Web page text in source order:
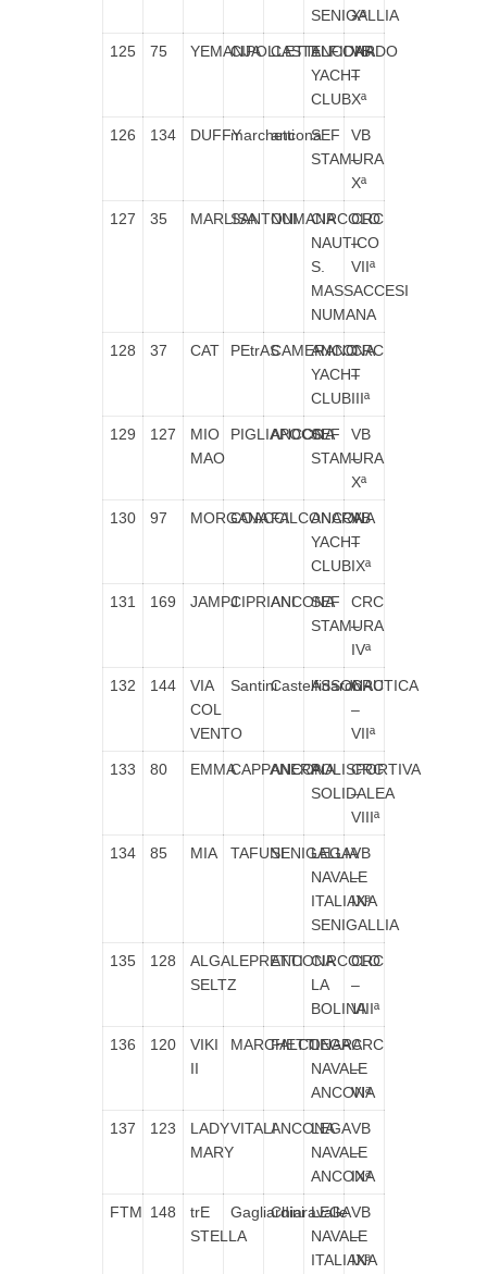
SENIGALLIA
Xª
125 75 YEMANJACIPOLLETTI
CASTELFIDARDO
ANCONA
YACHT
CLUB
VB
–
Xª
126 134 DUFFYmarchettianconaSEF
STAMURA
VB
–
Xª
127 35 MARLISASANTONINUMANACIRCOLO
NAUTICO
S.
MASSACCESI
NUMANA
CRC
–
VIIª
128 37 CAT PEtrASCAMERANO
ANCONA
YACHT
CLUB
CRC
–
IIIª
129 127
MIO
MAO
PIGLIAPOCO
ANCONA
SEF
STAMURA
VB
–
Xª
130 97 MORGANA
COACCIFALCONARA
ANCONA
YACHT
CLUB
VB
–
IXª
131 169 JAMPJCIPRIANIANCONA
SEF
STAMURA
CRC
–
IVª
132 144
VIA
COL
VENTO
SantiniCastelfidardo
ASSONAUTICA
CRC
–
VIIª
133 80 EMMACAPPANERA
ANCONAPOLISPORTIVA
SOLIDALEA
CRC
–
VIIIª
134 85 MIA TAFUNISENIGALLIA
LEGA
NAVALE
ITALIANA
SENIGALLIA
VB
–
IXª
135 128
ALGA
SELTZ
LEPRETTIANCONACIRCOLO
LA
BOLINA
CRC
–
VIIIª
136 120
VIKI
II
MARCHETTI
FALCONARA
LEGA
NAVALE
ANCONA
CRC
–
VIª
137 123
LADY
MARY
VITALIANCONA
LEGA
NAVALE
ANCONA
VB
–
IXª
FTM 148
trE
STELLA
GagliardiniChiaravalle
LEGA
NAVALE
ITALIANA
VB
–
IXª